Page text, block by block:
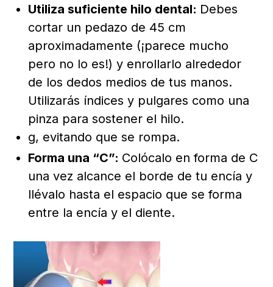
Utiliza suficiente hilo dental: Debes
cortar un pedazo de 45 cm
aproximadamente (¡parece mucho
pero no lo es!) y enrollarlo alrededor
de los dedos medios de tus manos.
Utilizarás índices y pulgares como una
pinza para sostener el hilo.
g, evitando que se rompa.
Forma una “C”: Colócalo en forma de C
una vez alcance el borde de tu encía y
llévalo hasta el espacio que se forma
entre la encía y el diente.